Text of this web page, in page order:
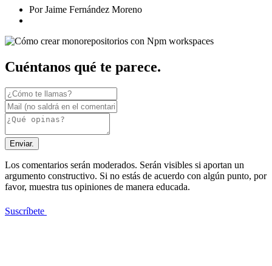
Por Jaime Fernández Moreno
Cuéntanos qué te parece.
Enviar.
Los comentarios serán moderados. Serán visibles si aportan un
argumento constructivo. Si no estás de acuerdo con algún punto, por
favor, muestra tus opiniones de manera educada.
Suscríbete